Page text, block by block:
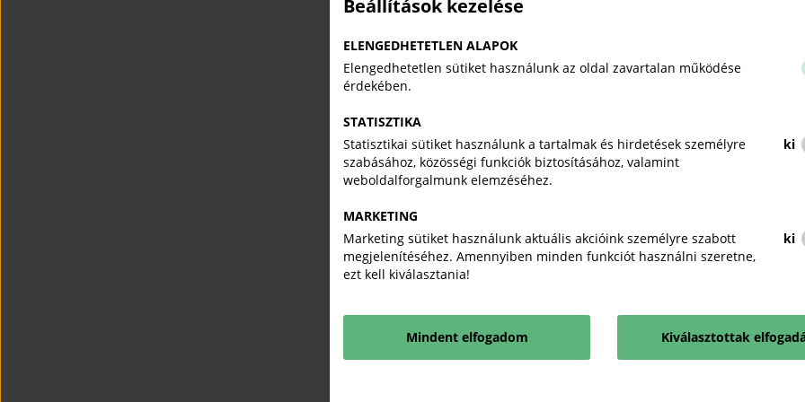
KÖZBESZERZÉSI ALAPELVEK
Átláthatóság:
minden lépés dokumentált és
Esélyegyenlőség:ne zárjanak ki senkit
ne legyen összejátszás, ne
Egyenlő bánásmód: minden ajánlattevőt
HOL KEZDJE, HA SZERETNE RÉSZT
felhívásokat.
Olvassa el figyelmesen a dokumentumokat,
Később kövesse a közbeszerzési eljárást is –
MIÉRT FONTOS EZ AZ EGÉSZ?
Beállítások kezelése
ELENGEDHETETLEN ALAPOK
Elengedhetetlen sütiket használunk az oldal zavartalan működése
érdekében.
STATISZTIKA
Statisztikai sütiket használunk a tartalmak és hirdetések személyre
szabásához, közösségi funkciók biztosításához, valamint
weboldalforgalmunk elemzéséhez.
ki
MARKETING
Marketing sütiket használunk aktuális akcióink személyre szabott
megjelenítéséhez. Amennyiben minden funkciót használni szeretne,
ezt kell kiválasztania!
ki
Mindent elfogadom Kiválasztottak